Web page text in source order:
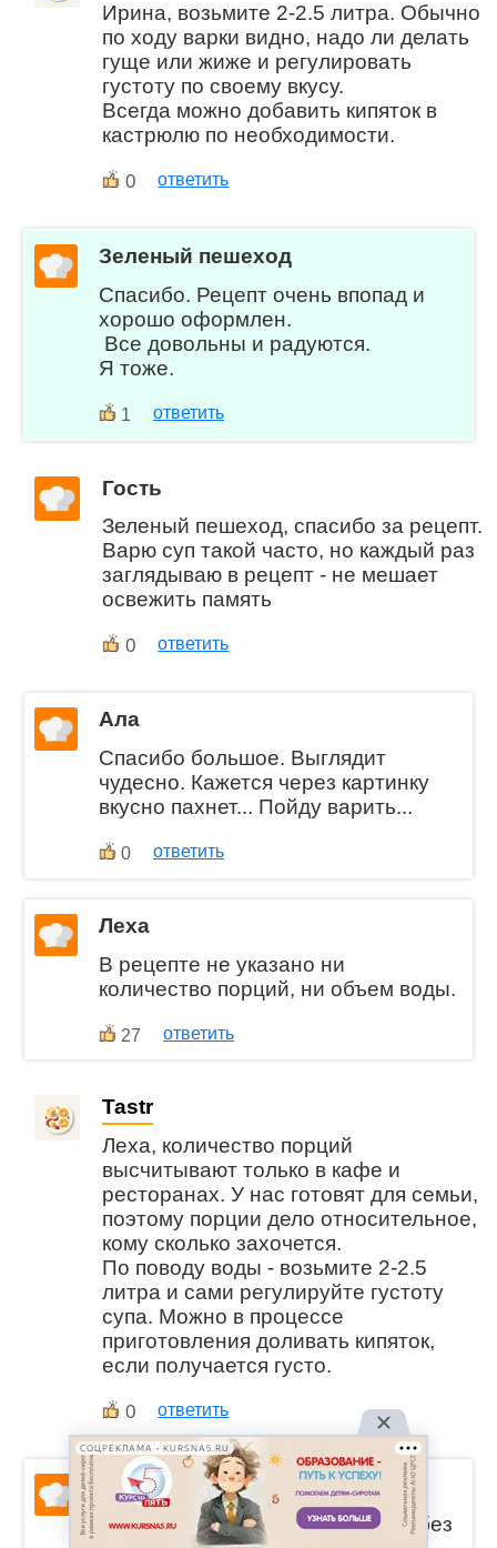
Ирина, возьмите 2-2.5 литра. Обычно
по ходу варки видно, надо ли делать
гуще или жиже и регулировать
густоту по своему вкусу.
Всегда можно добавить кипяток в
кастрюлю по необходимости.
0 ответить
Зеленый пешеход
Спасибо. Рецепт очень впопад и
хорошо оформлен.
Все довольны и радуются.
Я тоже.
1 ответить
Гость
Зеленый пешеход, спасибо за рецепт.
Варю суп такой часто, но каждый раз
заглядываю в рецепт - не мешает
освежить память
0 ответить
Ала
Спасибо большое. Выглядит
чудесно. Кажется через картинку
вкусно пахнет... Пойду варить...
0 ответить
Леха
В рецепте не указано ни
количество порций, ни объем воды.
27 ответить
Tastr
Леха, количество порций
высчитывают только в кафе и
ресторанах. У нас готовят для семьи,
поэтому порции дело относительное,
кому сколько захочется.
По поводу воды - возьмите 2-2.5
литра и сами регулируйте густоту
супа. Можно в процессе
приготовления доливать кипяток,
если получается густо.
0 ответить
Зиля
Всю жизнь гороховый суп варю без
СОЦРЕКЛАМА • KURSNA5.RU